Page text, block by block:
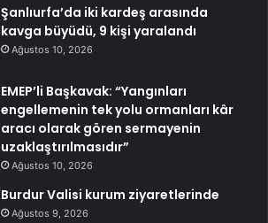
Şanlıurfa’da iki kardeş arasında
kavga büyüdü, 9 kişi yaralandı
Ağustos 10, 2026
EMEP’li Başkavak: “Yangınları
engellemenin tek yolu ormanları kâr
aracı olarak gören sermayenin
uzaklaştırılmasıdır”
Ağustos 10, 2026
Burdur Valisi kurum ziyaretlerinde
Ağustos 9, 2026